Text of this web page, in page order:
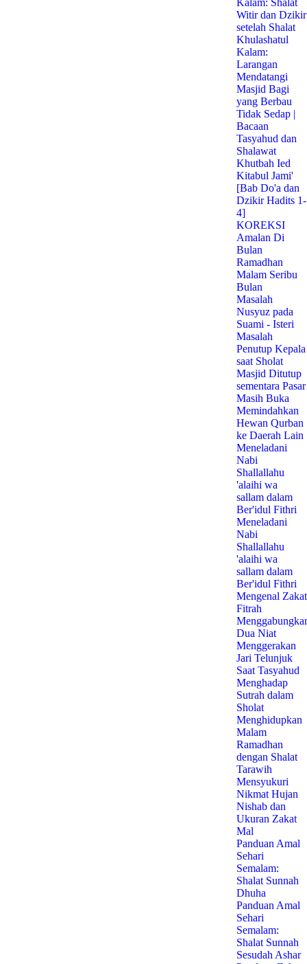
Kalam: Shalat
Witir dan Dzikir
setelah Shalat
Khulashatul
Kalam:
Larangan
Mendatangi
Masjid Bagi
yang Berbau
Tidak Sedap |
Bacaan
Tasyahud dan
Shalawat
Khutbah Ied
Kitabul Jami'
[Bab Do'a dan
Dzikir Hadits 1-
4]
KOREKSI
Amalan Di
Bulan
Ramadhan
Malam Seribu
Bulan
Masalah
Nusyuz pada
Suami - Isteri
Masalah
Penutup Kepala
saat Sholat
Masjid Ditutup
sementara Pasar
Masih Buka
Memindahkan
Hewan Qurban
ke Daerah Lain
Meneladani
Nabi
Shallallahu
'alaihi wa
sallam dalam
Ber'idul Fithri
Meneladani
Nabi
Shallallahu
'alaihi wa
sallam dalam
Ber'idul Fithri
Mengenal Zakat
Fitrah
Dua Niat
Menggerakan
Jari Telunjuk
Saat Tasyahud
Menghadap
Sutrah dalam
Sholat
Menghidupkan
Malam
Ramadhan
dengan Shalat
Tarawih
Mensyukuri
Nikmat Hujan
Nishab dan
Ukuran Zakat
Mal
Panduan Amal
Sehari
Semalam:
Shalat Sunnah
Dhuha
Panduan Amal
Sehari
Semalam:
Shalat Sunnah
Sesudah Ashar